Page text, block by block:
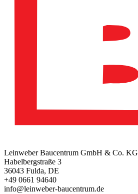
Leinweber Baucentrum GmbH & Co. KG
Habelbergstraße 3
36043 Fulda, DE
+49 0661 94640
info@leinweber-baucentrum.de